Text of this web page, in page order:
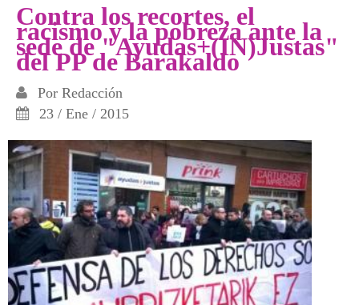
Contra los recortes, el
racismo y la pobreza ante la
sede de "Ayudas+(IN)Justas"
del PP de Barakaldo
Por Redacción
23 / Ene / 2015